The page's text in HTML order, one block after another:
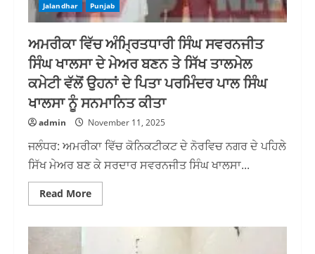
Jalandhar Punjab
ਅਮਰੀਕਾ ਵਿੱਚ ਅੰਮ੍ਰਿਤਧਾਰੀ ਸਿੰਘ ਸਵਰਨਜੀਤ
ਸਿੰਘ ਖਾਲਸਾ ਦੇ ਮੇਅਰ ਬਣਨ ਤੇ ਸਿੱਖ ਤਾਲਮੇਲ
ਕਮੇਟੀ ਵੱਲੋਂ ਉਹਨਾਂ ਦੇ ਪਿਤਾ ਪਰਮਿੰਦਰ ਪਾਲ ਸਿੰਘ
ਖਾਲਸਾ ਨੂੰ ਸਨਮਾਨਿਤ ਕੀਤਾ
admin November 11, 2025
ਜਲੰਧਰ: ਅਮਰੀਕਾ ਵਿੱਚ ਕੋਨਿਕਟੀਕਟ ਦੇ ਨੋਰਵਿਚ ਨਗਰ ਦੇ ਪਹਿਲੇ
ਸਿੱਖ ਮੇਅਰ ਬਣ ਕੇ ਸਰਦਾਰ ਸਵਰਨਜੀਤ ਸਿੰਘ ਖਾਲਸਾ...
Read MoreRead
more
ਅੰਮ੍ਰਿਤਧਾਰੀ